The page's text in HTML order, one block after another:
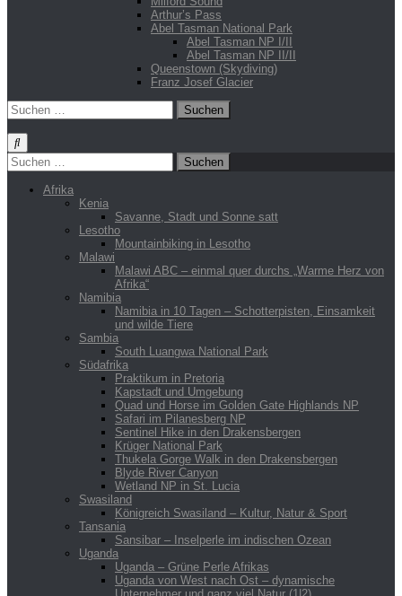
Arthur’s Pass
Abel Tasman National Park
Abel Tasman NP I/II
Abel Tasman NP II/II
Queenstown (Skydiving)
Franz Josef Glacier
Suchen
nach:
Suchen
nach:
Afrika
Kenia
Savanne, Stadt und Sonne satt
Lesotho
Mountainbiking in Lesotho
Malawi
Malawi ABC – einmal quer durchs „Warme Herz von
Afrika“
Namibia
Namibia in 10 Tagen – Schotterpisten, Einsamkeit
und wilde Tiere
Sambia
South Luangwa National Park
Südafrika
Praktikum in Pretoria
Kapstadt und Umgebung
Quad und Horse im Golden Gate Highlands NP
Safari im Pilanesberg NP
Sentinel Hike in den Drakensbergen
Krüger National Park
Thukela Gorge Walk in den Drakensbergen
Blyde River Canyon
Wetland NP in St. Lucia
Swasiland
Königreich Swasiland – Kultur, Natur & Sport
Tansania
Sansibar – Inselperle im indischen Ozean
Uganda
Uganda – Grüne Perle Afrikas
Uganda von West nach Ost – dynamische